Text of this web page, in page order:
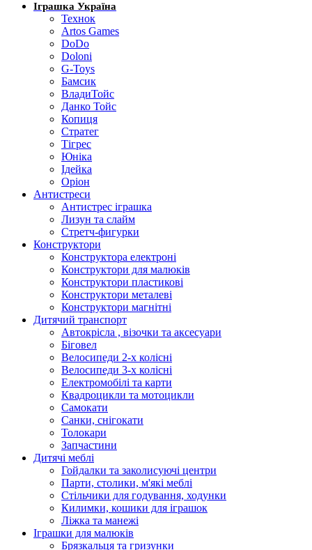
Іграшка Україна
Технок
Artos Games
DoDo
Doloni
G-Toys
Бамсик
ВладиТойс
Данко Тойс
Копиця
Стратег
Тігрес
Юніка
Ідейка
Оріон
Антистреси
Антистрес іграшка
Лизун та слайм
Стретч-фигурки
Конструктори
Конструктора електроні
Конструктори для малюків
Конструктори пластикові
Конструктори металеві
Конструктори магнітні
Дитячий транспорт
Автокрісла , візочки та аксесуари
Біговел
Велосипеди 2-х колісні
Велосипеди 3-х колісні
Електромобілі та карти
Квадроцикли та мотоцикли
Самокати
Санки, снігокати
Толокари
Запчастини
Дитячі меблі
Гойдалки та заколисуючі центри
Парти, столики, м'які меблі
Стільчики для годування, ходунки
Килимки, кошики для іграшок
Ліжка та манежі
Іграшки для малюків
Брязкальця та гризунки